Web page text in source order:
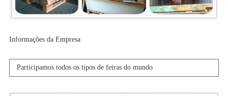
Informações da Empresa
Participamos todos os tipos de feiras do mundo